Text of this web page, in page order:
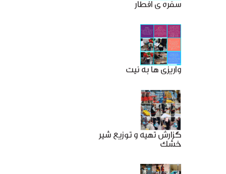
سفره ی افطار
واریزی ها به نیت
گزارش تهیه و توزیع شیر
خشک